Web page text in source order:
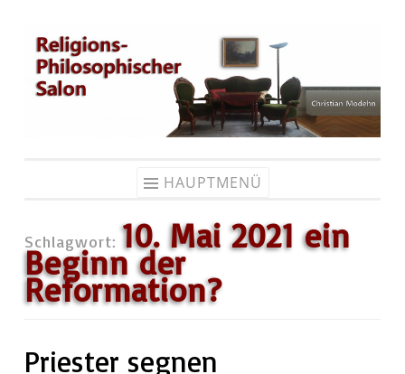
Zum
Inhalt
springen
HAUPTMENÜ
Schlagwort: 10. Mai 2021 ein
Beginn der
Reformation?
Priester segnen